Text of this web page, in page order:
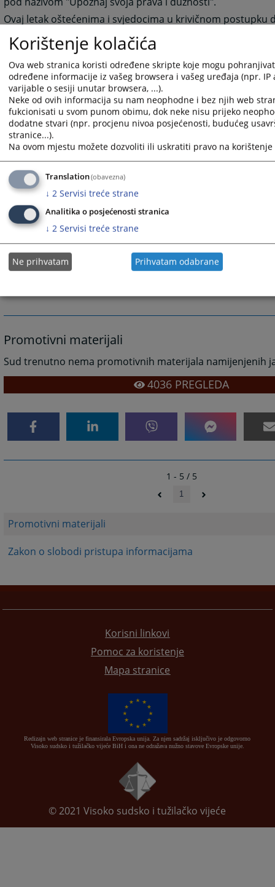
Promotivni materijali
Zakon o slobodi pristupa informacijama
Ovaj letak oštećenima i svjedocima u krivičnom postupku
konkretna objašnjenja njihovih prava i obaveza, i na taj
njihovo učestvovanje u krivičnom postupku. Pored
na raspolaganju i obrazac namijenjen podnošenju
zahtjeva u okviru krivičnog postupka.
Primjena ovog uputstva i obrasca ima za cilj olakšati
oštećenih u krivičnom postupku u BiH, te pružiti podršku
osiguravanje praktičnih informacija o njihovom pravnom
4064PREGLEDA
Prateći dokumenti
Letak o pravima i obavezama svjedoka i oštećenih u
Obrazac Prijedloga za ostvarivanje imovinsko-pravnog
Promotivni materijali
Sud trenutno nema promotivnih materijala namijenjenih
4036 PREGLEDA
1 - 5 / 5
1
Korisni linkovi
Pomoc za koristenje
Mapa stranice
Redizajn web stranice je finansirala Evropska unija. Za njen sadržaj isključivo je odgovorno
Visoko sudsko i tužilačko vijeće BiH i ona ne odražava nužno stavove Evropske unije.
© 2021Visoko sudsko i tužilačko vijeće
Korištenje kolačića
Ova web stranica koristi određene skripte koje mogu
određene informacije iz vašeg browsera i vašeg uređaja (npr. IP
varijable o sesiji unutar browsera, ...).
Neke od ovih informacija su nam neophodne i bez njih web
fukcionisati u svom punom obimu, dok neke nisu prijeko
dodatne stvari (npr. procjenu nivoa posjećenosti, budućeg
stranice...).
Na ovom mjestu možete dozvoliti ili uskratiti pravo na
Translation(obavezna)
↓ 2 Servisi treće strane
Analitika o posjećenosti stranica
↓ 2 Servisi treće strane
Ne prihvatam Prihvatam odabrane